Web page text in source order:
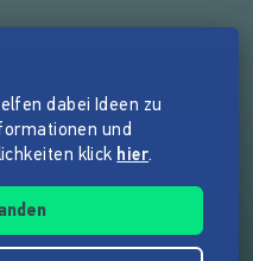
dabei Ideen zu
und
klick hier.